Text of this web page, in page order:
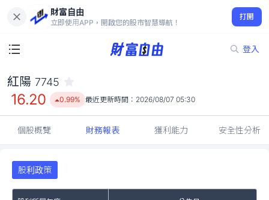
財富自由
立即使用APP，開啟您的股市智慧導航！
打開
登入
16.20
0.99%
紅陽 7745
16.20 0.99% 最近更新時間： 2026/08/07 05:30
個股概覽 財務報表 獲利能力 安全性分析
股利政策